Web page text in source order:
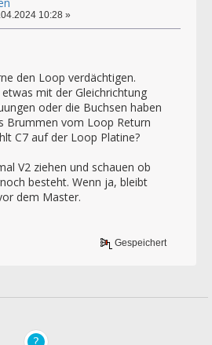
10:28 »
den Loop verdächtigen.
mit der Gleichrichtung
oder die Buchsen haben
Brummen vom Loop Return
C7 auf der Loop Platine?
V2 ziehen und schauen ob
besteht. Wenn ja, bleibt
dem Master.
Gespeichert